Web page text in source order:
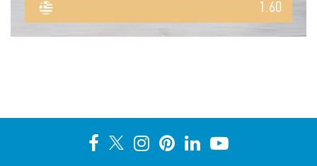
1.60